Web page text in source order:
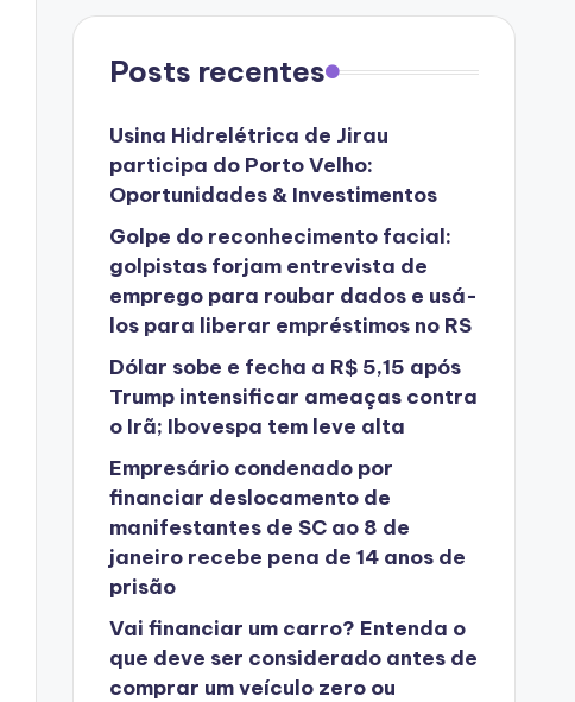
Posts recentes
Usina Hidrelétrica de Jirau
participa do Porto Velho:
Oportunidades & Investimentos
Golpe do reconhecimento facial:
golpistas forjam entrevista de
emprego para roubar dados e usá-
los para liberar empréstimos no RS
Dólar sobe e fecha a R$ 5,15 após
Trump intensificar ameaças contra
o Irã; Ibovespa tem leve alta
Empresário condenado por
financiar deslocamento de
manifestantes de SC ao 8 de
janeiro recebe pena de 14 anos de
prisão
Vai financiar um carro? Entenda o
que deve ser considerado antes de
comprar um veículo zero ou